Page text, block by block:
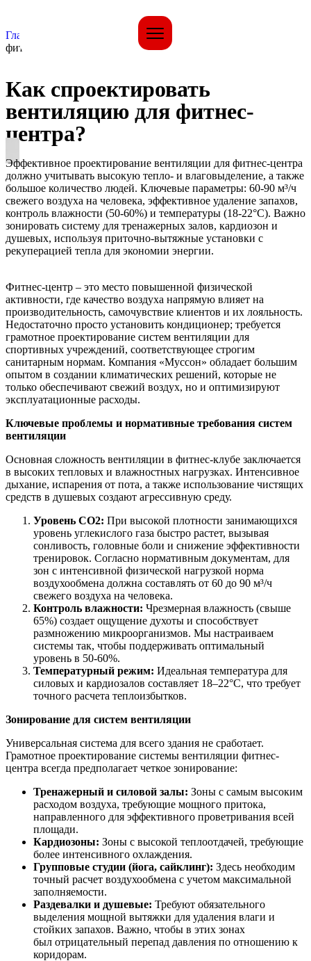
Главная страница
Как спроектировать вентиляцию для
фитнес-центра?
Как спроектировать
вентиляцию для фитнес-
центра?
Эффективное проектирование вентиляции для фитнес-центра
должно учитывать высокую тепло- и влаговыделение, а также
большое количество людей. Ключевые параметры: 60-90 м³/ч
свежего воздуха на человека, эффективное удаление запахов,
контроль влажности (50-60%) и температуры (18-22°C). Важно
зонировать систему для тренажерных залов, кардиозон и
душевых, используя приточно-вытяжные установки с
рекуперацией тепла для экономии энергии.
Фитнес-центр – это место повышенной физической
активности, где качество воздуха напрямую влияет на
производительность, самочувствие клиентов и их лояльность.
Недостаточно просто установить кондиционер; требуется
грамотное проектирование систем вентиляции для
спортивных учреждений, соответствующее строгим
санитарным нормам. Компания «Муссон» обладает большим
опытом в создании климатических решений, которые не
только обеспечивают свежий воздух, но и оптимизируют
эксплуатационные расходы.
Ключевые проблемы и нормативные требования систем
вентиляции
Основная сложность вентиляции в фитнес-клубе заключается
в высоких тепловых и влажностных нагрузках. Интенсивное
дыхание, испарения от пота, а также использование чистящих
средств в душевых создают агрессивную среду.
Уровень CO2: При высокой плотности занимающихся
уровень углекислого газа быстро растет, вызывая
сонливость, головные боли и снижение эффективности
тренировок. Согласно нормативным документам, для
зон с интенсивной физической нагрузкой норма
воздухообмена должна составлять от 60 до 90 м³/ч
свежего воздуха на человека.
Контроль влажности: Чрезмерная влажность (свыше
65%) создает ощущение духоты и способствует
размножению микроорганизмов. Мы настраиваем
системы так, чтобы поддерживать оптимальный
уровень в 50-60%.
Температурный режим: Идеальная температура для
силовых и кардиозалов составляет 18–22°C, что требует
точного расчета теплоизбытков.
Зонирование для систем вентиляции
Универсальная система для всего здания не сработает.
Грамотное проектирование системы вентиляции фитнес-
центра всегда предполагает четкое зонирование:
Тренажерный и силовой залы: Зоны с самым высоким
расходом воздуха, требующие мощного притока,
направленного для эффективного проветривания всей
площади.
Кардиозоны: Зоны с высокой теплоотдачей, требующие
более интенсивного охлаждения.
Групповые студии (йога, сайклинг): Здесь необходим
точный расчет воздухообмена с учетом максимальной
заполняемости.
Раздевалки и душевые: Требуют обязательного
выделения мощной вытяжки для удаления влаги и
стойких запахов. Важно, чтобы в этих зонах
был отрицательный перепад давления по отношению к
коридорам.